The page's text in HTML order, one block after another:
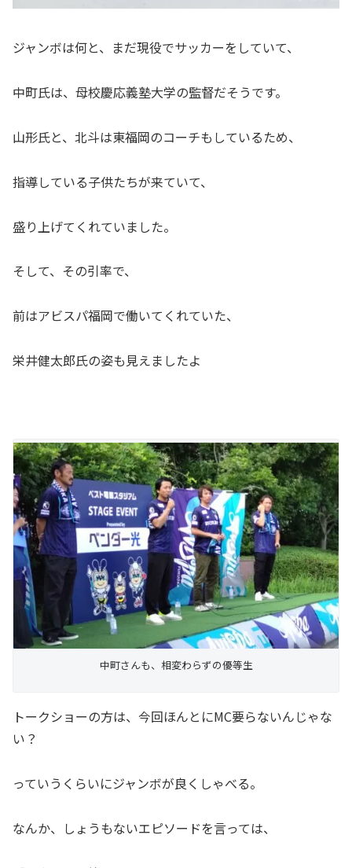
ジャンボは何と、まだ現役でサッカーをしていて、
中町氏は、母校慶応義塾大学の監督だそうです。
山形氏と、北斗は東福岡のコーチもしているため、
指導している子供たちが来ていて、
盛り上げてくれていました。
そして、その引率で、
前はアビスパ福岡で働いてくれていた、
栄井健太郎氏の姿も見えましたよ
中町さんも、相変わらずの優等生
トークショーの方は、今回ほんとにMC要らないんじゃな
い？
っていうくらいにジャンボが良くしゃべる。
なんか、しょうもないエピソードを言っては、